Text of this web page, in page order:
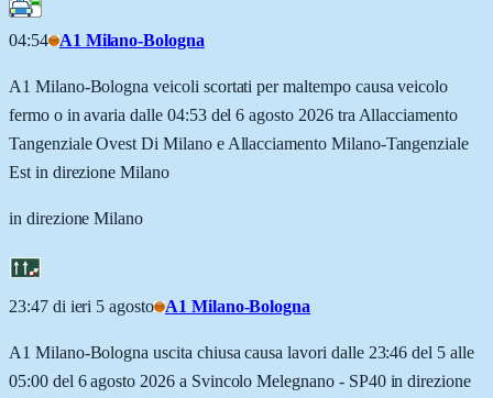
04:54 A1 Milano-Bologna
A1 Milano-Bologna veicoli scortati per maltempo causa veicolo
fermo o in avaria dalle 04:53 del 6 agosto 2026 tra Allacciamento
Tangenziale Ovest Di Milano e Allacciamento Milano-Tangenziale
Est in direzione Milano
in direzione Milano
23:47 di ieri 5 agosto A1 Milano-Bologna
A1 Milano-Bologna uscita chiusa causa lavori dalle 23:46 del 5 alle
05:00 del 6 agosto 2026 a Svincolo Melegnano - SP40 in direzione